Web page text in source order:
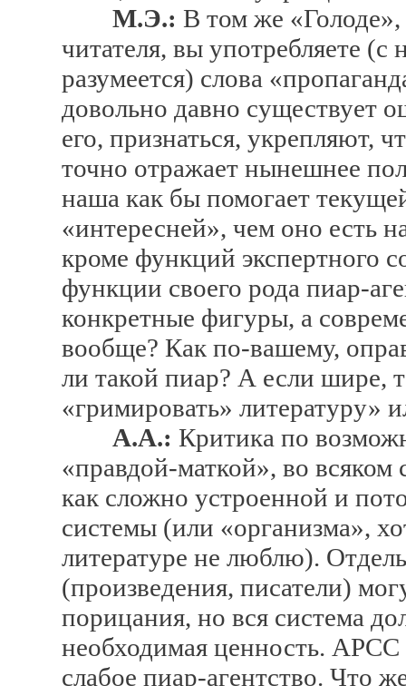
М.Э.: В том же «Голоде»,
читателя, вы употребляете
разумеется) слова
довольно давно существует
его, признаться, укрепляют,
точно отражает нынешнее
наша как бы помогает
«интересней», чем оно есть
кроме функций экспертного
функции своего рода пиар-
конкретные фигуры, а
вообще? Как по-вашему,
ли такой пиар? А если шире,
«гримировать» литературу»
А.А.: Критика по
«правдой-маткой», во всяком
как сложно устроенной и
системы (или «организма»,
литературе не люблю).
(произведения, писатели)
порицания, но вся система
необходимая ценность.
слабое пиар-агентство. Что